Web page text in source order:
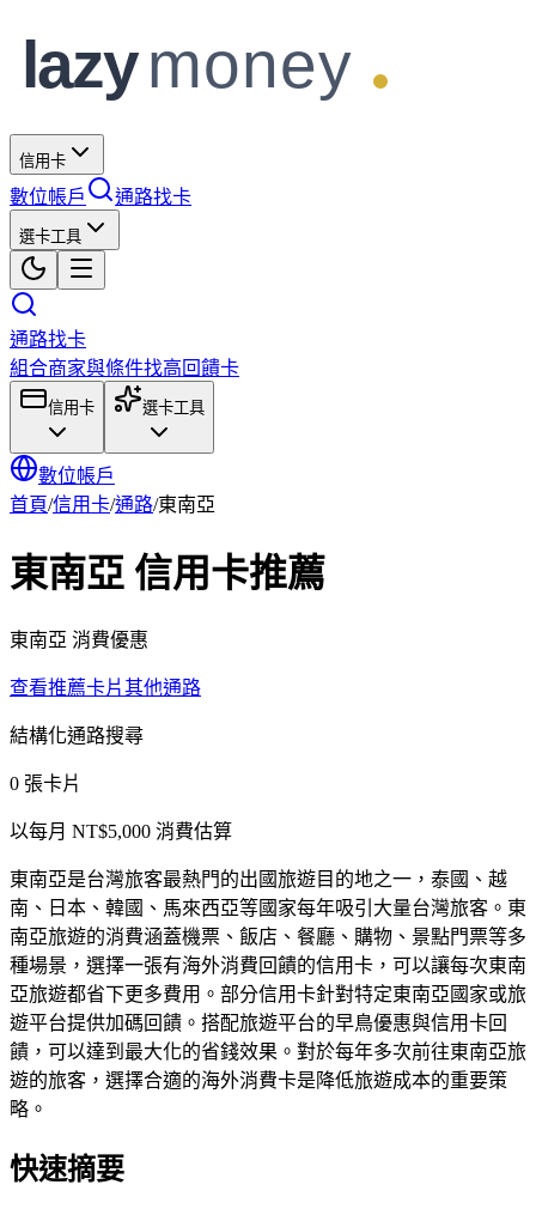
信用卡
數位帳戶 通路找卡
選卡工具
通路找卡
組合商家與條件找高回饋卡
信用卡 選卡工具
數位帳戶
首頁/信用卡/通路/東南亞
東南亞 信用卡推薦
東南亞 消費優惠
查看推薦卡片其他通路
結構化通路搜尋
0 張卡片
以每月 NT$5,000 消費估算
東南亞是台灣旅客最熱門的出國旅遊目的地之一，泰國、越
南、日本、韓國、馬來西亞等國家每年吸引大量台灣旅客。東
南亞旅遊的消費涵蓋機票、飯店、餐廳、購物、景點門票等多
種場景，選擇一張有海外消費回饋的信用卡，可以讓每次東南
亞旅遊都省下更多費用。部分信用卡針對特定東南亞國家或旅
遊平台提供加碼回饋。搭配旅遊平台的早鳥優惠與信用卡回
饋，可以達到最大化的省錢效果。對於每年多次前往東南亞旅
遊的旅客，選擇合適的海外消費卡是降低旅遊成本的重要策
略。
快速摘要